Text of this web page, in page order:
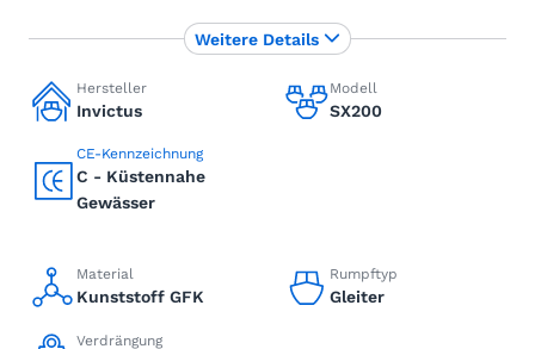
Hersteller
Invictus
Modell
SX200
CE-Kennzeichnung
C - Küstennahe
Gewässer
Material
Kunststoff GFK
Rumpftyp
Gleiter
Verdrängung
Weitere Details